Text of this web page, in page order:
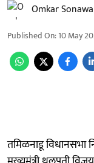
Omkar
Published On:10 May
तमिळनाडू विधानसभा